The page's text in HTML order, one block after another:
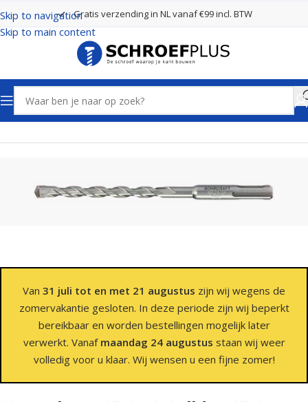
Skip to navigation
Skip to main content
Gratis verzending in NL vanaf €99 incl. BTW
Home Boren SDS Plus Boren 2 Snijders
Van 31 juli tot en met 21 augustus zijn wij wegens de
zomervakantie gesloten. In deze periode zijn wij beperkt
bereikbaar en worden bestellingen mogelijk later
verwerkt. Vanaf maandag 24 augustus staan wij weer
volledig voor u klaar. Wij wensen u een fijne zomer!